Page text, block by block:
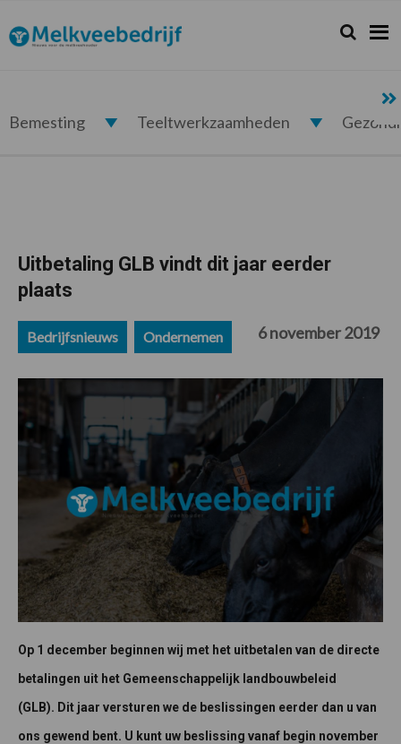
de
hoofdnavigatie
de
hoofd
de
eerste
de
voettekst
Melkveebedrijf.nl Zoeken...
Zoek
Bemesting Teeltwerkzaamheden
Uitbetaling GLB vindt dit jaar eerder
plaats
Bedrijfsnieuws Ondernemen 6 november 2019
Op 1 december beginnen wij met het uitbetalen van de directe
betalingen uit het Gemeenschappelijk landbouwbeleid
(GLB). Dit jaar versturen we de beslissingen eerder dan u van
ons gewend bent. U kunt uw beslissing vanaf begin november